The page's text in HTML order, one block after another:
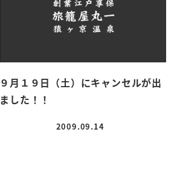
９月１９日（土）にキャンセルが出
ました！！
投稿日
2009.09.14